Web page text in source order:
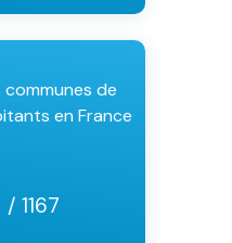
de
en France
/ 1167